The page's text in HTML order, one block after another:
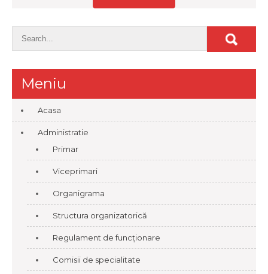
Meniu
Acasa
Administratie
Primar
Viceprimari
Organigrama
Structura organizatorică
Regulament de funcționare
Comisii de specialitate